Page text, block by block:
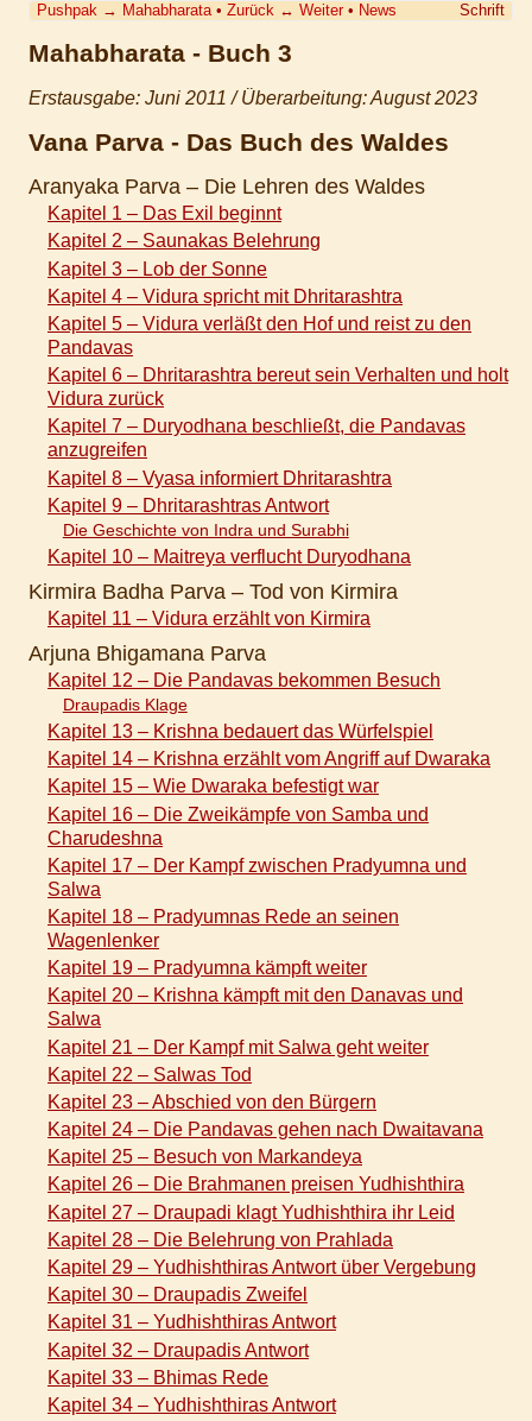
Pushpak → Mahabharata•Zurück ↔ Weiter• News Schrift
Mahabharata - Buch 3
Erstausgabe: Juni 2011 / Überarbeitung: August 2023
Vana Parva - Das Buch des Waldes
Aranyaka Parva – Die Lehren des Waldes
Kapitel 1 – Das Exil beginnt
Kapitel 2 – Saunakas Belehrung
Kapitel 3 – Lob der Sonne
Kapitel 4 – Vidura spricht mit Dhritarashtra
Kapitel 5 – Vidura verläßt den Hof und reist zu den
Pandavas
Kapitel 6 – Dhritarashtra bereut sein Verhalten und holt
Vidura zurück
Kapitel 7 – Duryodhana beschließt, die Pandavas
anzugreifen
Kapitel 8 – Vyasa informiert Dhritarashtra
Kapitel 9 – Dhritarashtras Antwort
Die Geschichte von Indra und Surabhi
Kapitel 10 – Maitreya verflucht Duryodhana
Kirmira Badha Parva – Tod von Kirmira
Kapitel 11 – Vidura erzählt von Kirmira
Arjuna Bhigamana Parva
Kapitel 12 – Die Pandavas bekommen Besuch
Draupadis Klage
Kapitel 13 – Krishna bedauert das Würfelspiel
Kapitel 14 – Krishna erzählt vom Angriff auf Dwaraka
Kapitel 15 – Wie Dwaraka befestigt war
Kapitel 16 – Die Zweikämpfe von Samba und
Charudeshna
Kapitel 17 – Der Kampf zwischen Pradyumna und
Salwa
Kapitel 18 – Pradyumnas Rede an seinen
Wagenlenker
Kapitel 19 – Pradyumna kämpft weiter
Kapitel 20 – Krishna kämpft mit den Danavas und
Salwa
Kapitel 21 – Der Kampf mit Salwa geht weiter
Kapitel 22 – Salwas Tod
Kapitel 23 – Abschied von den Bürgern
Kapitel 24 – Die Pandavas gehen nach Dwaitavana
Kapitel 25 – Besuch von Markandeya
Kapitel 26 – Die Brahmanen preisen Yudhishthira
Kapitel 27 – Draupadi klagt Yudhishthira ihr Leid
Kapitel 28 – Die Belehrung von Prahlada
Kapitel 29 – Yudhishthiras Antwort über Vergebung
Kapitel 30 – Draupadis Zweifel
Kapitel 31 – Yudhishthiras Antwort
Kapitel 32 – Draupadis Antwort
Kapitel 33 – Bhimas Rede
Kapitel 34 – Yudhishthiras Antwort